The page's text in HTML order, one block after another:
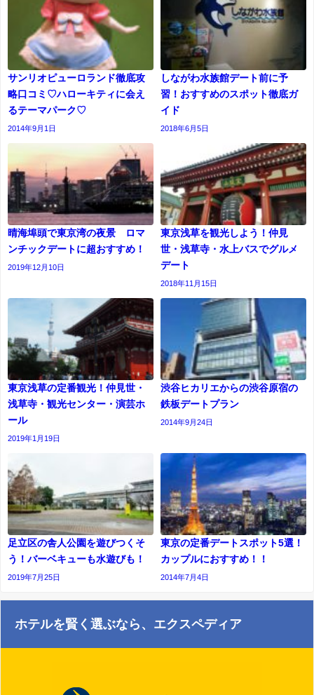
サンリオピューロランド徹底攻
略口コミ♡ハローキティに会え
るテーマパーク♡
2014年9月1日
しながわ水族館デート前に予
習！おすすめのスポット徹底ガ
イド
2018年6月5日
晴海埠頭で東京湾の夜景 ロマ
ンチックデートに超おすすめ！
2019年12月10日
東京浅草を観光しよう！仲見
世・浅草寺・水上バスでグルメ
デート
2018年11月15日
東京浅草の定番観光！仲見世・
浅草寺・観光センター・演芸ホ
ール
2019年1月19日
渋谷ヒカリエからの渋谷原宿の
鉄板デートプラン
2014年9月24日
足立区の舎人公園を遊びつくそ
う！バーベキューも水遊びも！
2019年7月25日
東京の定番デートスポット5選！
カップルにおすすめ！！
2014年7月4日
ホテルを賢く選ぶなら、エクスペディア